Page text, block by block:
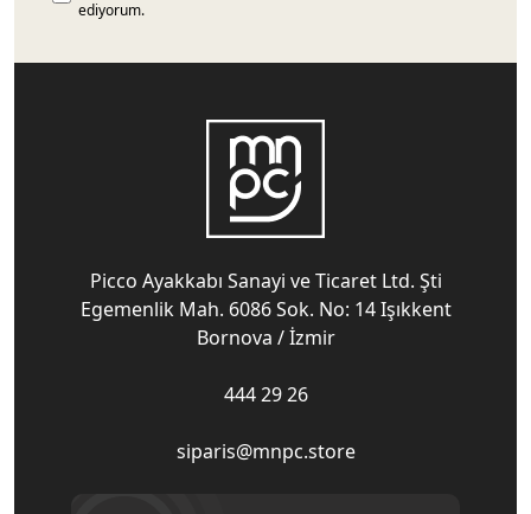
ediyorum.
Picco Ayakkabı Sanayi ve Ticaret Ltd. Şti
Egemenlik Mah. 6086 Sok. No: 14 Işıkkent
Bornova / İzmir
444 29 26
siparis@mnpc.store